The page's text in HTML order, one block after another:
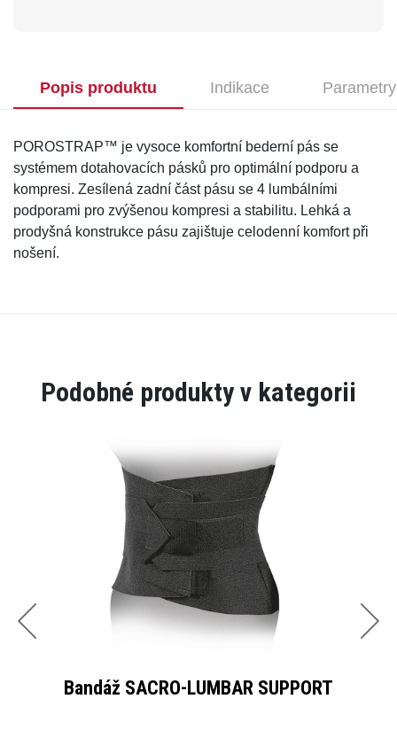
Popis produktu Indikace
POROSTRAP™ je vysoce komfortní bederní pás se
systémem dotahovacích pásků pro optimální podporu a
kompresi. Zesílená zadní část pásu se 4 lumbálními
podporami pro zvýšenou kompresi a stabilitu. Lehká a
prodyšná konstrukce pásu zajištuje celodenní komfort při
nošení.
Podobné produkty v kategorii
Bandáž SACRO-LUMBAR SUPPORT